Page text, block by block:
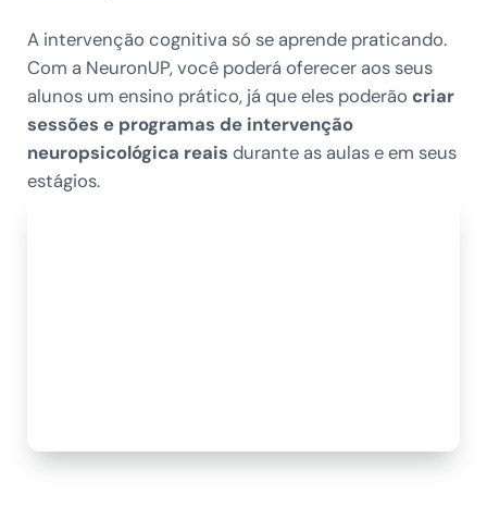
A intervenção cognitiva só se aprende praticando.
Com a NeuronUP, você poderá oferecer aos seus
alunos um ensino prático, já que eles poderão criar
sessões e programas de intervenção
neuropsicológica reais durante as aulas e em seus
estágios.